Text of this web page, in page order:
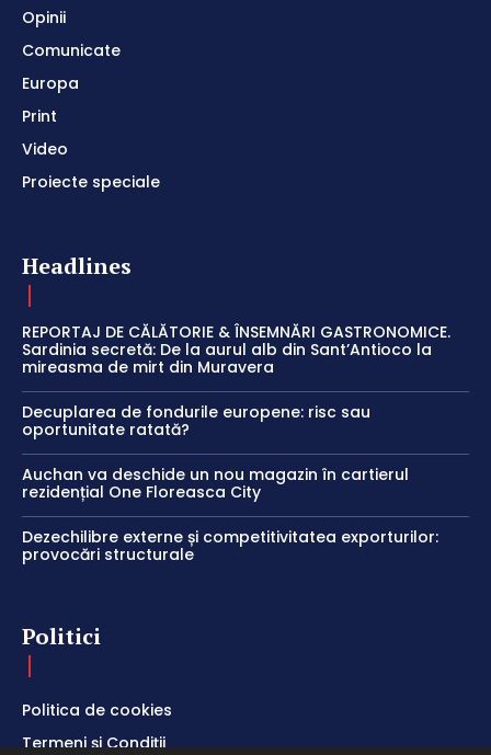
Opinii
Comunicate
Europa
Print
Video
Proiecte speciale
Headlines
REPORTAJ DE CĂLĂTORIE & ÎNSEMNĂRI GASTRONOMICE.
Sardinia secretă: De la aurul alb din Sant’Antioco la
mireasma de mirt din Muravera
Decuplarea de fondurile europene: risc sau
oportunitate ratată?
Auchan va deschide un nou magazin în cartierul
rezidențial One Floreasca City
Dezechilibre externe și competitivitatea exporturilor:
provocări structurale
Politici
Politica de cookies
Termeni și Condiții